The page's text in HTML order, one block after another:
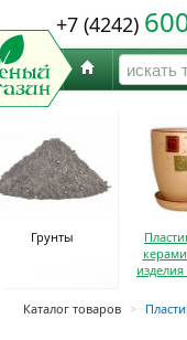
+7 (4242)
Грунты
Каталог товаров >